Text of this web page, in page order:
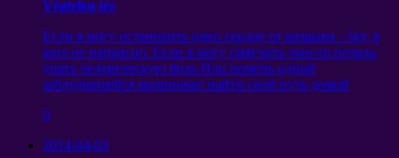
Végtelen tér
Если я могу остановить одно сердце от разрыва – így, я
жил не напрасно. Если я могу смягчить чью-то печаль,
унять человеческую боль Или помочь одной
заблудившейся малиновке найти свой путь домой
0
2014-04-03